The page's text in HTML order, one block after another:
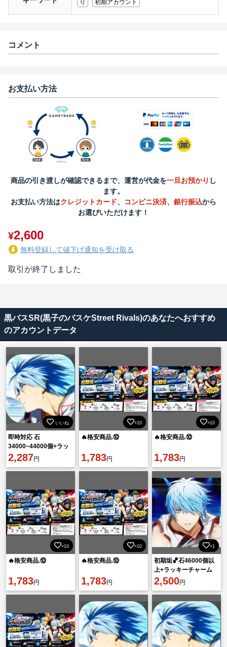
り 初期アカウント
コメント
お支払い方法
商品の引き渡しが確認できるまで、運営が代金を一旦お預かり し
ます。
お支払い方法はクレジットカード、 コンビニ決済、 銀行振込から
お選びいただけます！
¥2,600
無料登録して値下げ通知を受け取る
取引が終了しました
黒バスSR(黒子のバスケStreet Rivals)のあなたへおすすめ
のアカウントデータ
いいね
即時対応 石
34000~44000個+ラッ
キーチャーム2-4枚 初
期垢 直接購入OK！
2,287円
×10
🔥格安商品.⑩
1,783円
×10
🔥格安商品.⑩
1,783円
×10
🔥格安商品.⑩
1,783円
×10
🔥格安商品.⑩
1,783円
×1
初期垢🏀石46000個以
上+ラッキーチャーム
×3+大量のリソース
2,500円